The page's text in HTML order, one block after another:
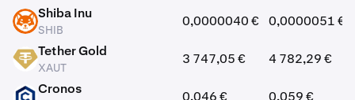
SHIB Shiba Inu
SHIB
0,0000040 € 0,0000051 €
XAUT Tether Gold
XAUT
3 747,05 € 4 782,29 €
CRO Cronos 0,046 € 0,059 €